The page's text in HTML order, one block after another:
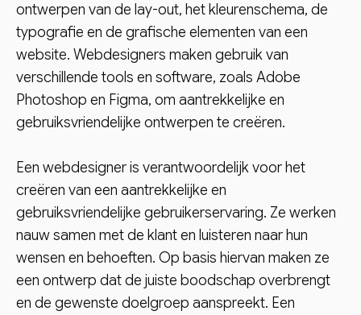
ontwerpen van de lay-out, het kleurenschema, de
typografie en de grafische elementen van een
website. Webdesigners maken gebruik van
verschillende tools en software, zoals Adobe
Photoshop en Figma, om aantrekkelijke en
gebruiksvriendelijke ontwerpen te creëren.
Een webdesigner is verantwoordelijk voor het
creëren van een aantrekkelijke en
gebruiksvriendelijke gebruikerservaring. Ze werken
nauw samen met de klant en luisteren naar hun
wensen en behoeften. Op basis hiervan maken ze
een ontwerp dat de juiste boodschap overbrengt
en de gewenste doelgroep aanspreekt. Een